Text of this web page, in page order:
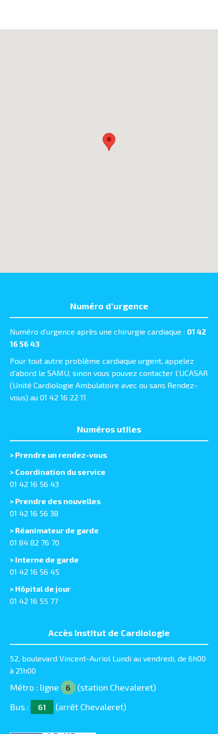
Numéro d’urgence
Numéro d’urgence après une chirurgie cardiaque : 01 42
16 56 43
Pour tout autre problème cardiaque urgent, appelez
d’abord le SAMU, sinon vous pouvez contacter l’UCASAR
(Unité Cardiologie Ambulatoire avec ou sans Rendez-
vous) au 01 42 16 22 11
Numéros utiles
> Prendre un rendez-vous
> Coordination du service
01 42 16 56 43
> Prendre des nouvelles
01 42 16 56 38
> Réanimateur de garde
01 84 82 76 70
> Interne de garde
01 42 16 56 45
> Hôpital de jour
01 42 16 55 77
Accès Institut de Cardiologie
52, boulevard Vincent-Auriol Lundi au vendredi, de 6h00
à 21h00
Métro : ligne 6
(station Chevaleret)
Bus :
61 (arrêt Chevaleret)